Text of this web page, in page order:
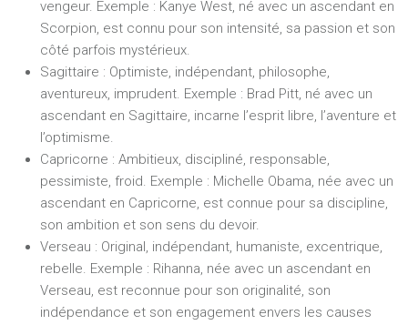
vengeur. Exemple : Kanye West, né avec un ascendant en
Scorpion, est connu pour son intensité, sa passion et son
côté parfois mystérieux.
Sagittaire : Optimiste, indépendant, philosophe,
aventureux, imprudent. Exemple : Brad Pitt, né avec un
ascendant en Sagittaire, incarne l’esprit libre, l’aventure et
l’optimisme.
Capricorne : Ambitieux, discipliné, responsable,
pessimiste, froid. Exemple : Michelle Obama, née avec un
ascendant en Capricorne, est connue pour sa discipline,
son ambition et son sens du devoir.
Verseau : Original, indépendant, humaniste, excentrique,
rebelle. Exemple : Rihanna, née avec un ascendant en
Verseau, est reconnue pour son originalité, son
indépendance et son engagement envers les causes